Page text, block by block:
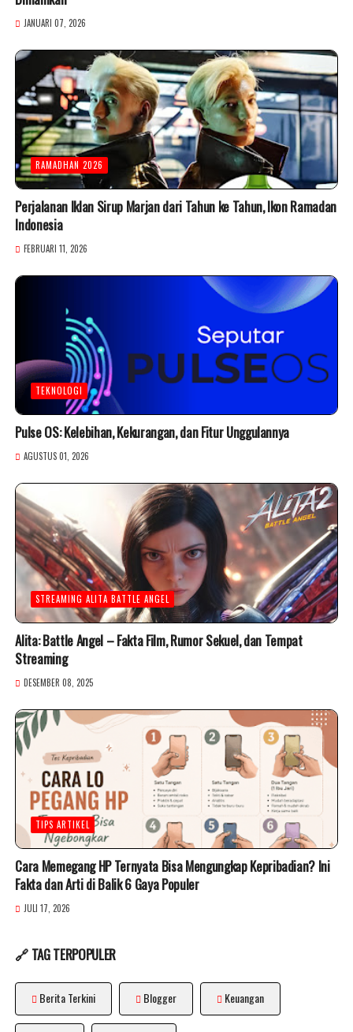
JANUARI 07, 2026
RAMADHAN 2026
Perjalanan Iklan Sirup Marjan dari Tahun ke Tahun, Ikon Ramadan
Indonesia
FEBRUARI 11, 2026
TEKNOLOGI
Pulse OS: Kelebihan, Kekurangan, dan Fitur Unggulannya
AGUSTUS 01, 2026
STREAMING ALITA BATTLE ANGEL
Alita: Battle Angel – Fakta Film, Rumor Sekuel, dan Tempat
Streaming
DESEMBER 08, 2025
TIPS ARTIKEL
Cara Memegang HP Ternyata Bisa Mengungkap Kepribadian? Ini
Fakta dan Arti di Balik 6 Gaya Populer
JULI 17, 2026
🔗 TAG TERPOPULER
Berita Terkini Blogger Keuangan